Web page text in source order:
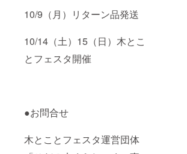
10/9（月）リターン品発送
10/14（土）15（日）木とこ
とフェスタ開催
●お問合せ
木とことフェスタ運営団体